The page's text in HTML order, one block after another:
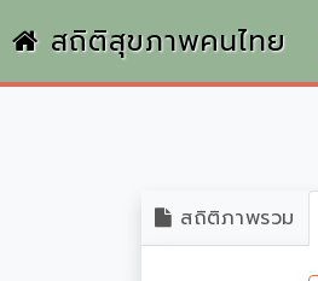
สถิติสุขภาพคนไทย
สถิติภาพรวม